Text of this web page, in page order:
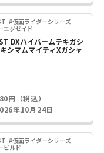
#仮面ライダーシリーズ
エグゼイド
DXハイパームテキガシ
シマムマイティXガシャ
円（税込）
年10月24日
#仮面ライダーシリーズ
ビルド